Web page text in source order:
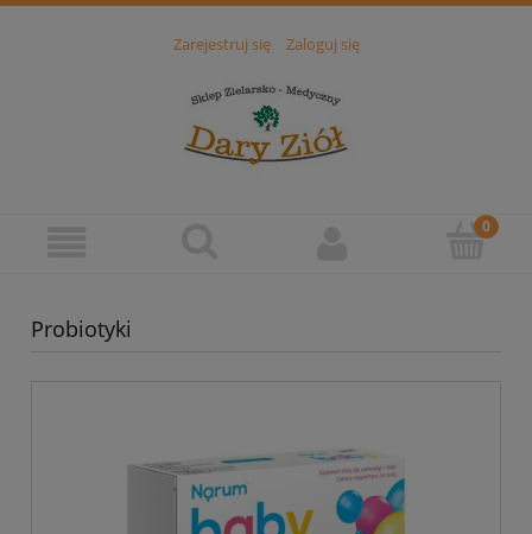
Zarejestruj się Zaloguj się
Probiotyki